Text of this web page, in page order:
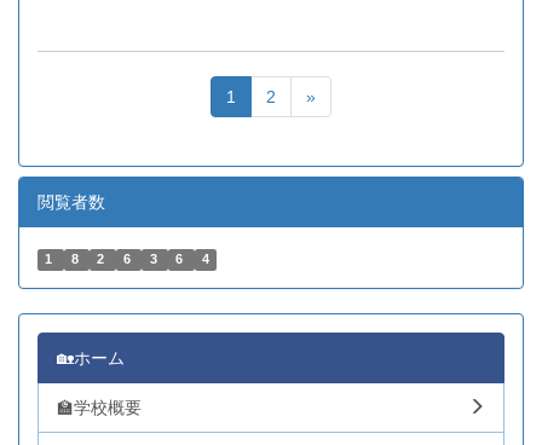
1 2 »
閲覧者数
1 8 2 6 3 6 4
🏡ホーム
🏫学校概要